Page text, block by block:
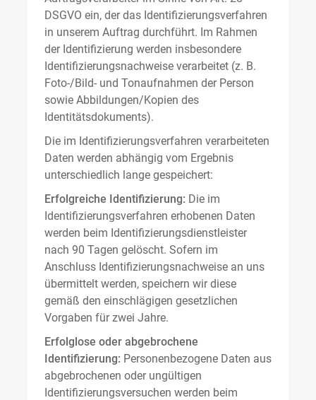
DSGVO ein, der das Identifizierungsverfahren
in unserem Auftrag durchführt. Im Rahmen
der Identifizierung werden insbesondere
Identifizierungsnachweise verarbeitet (z. B.
Foto-/Bild- und Tonaufnahmen der Person
sowie Abbildungen/Kopien des
Identitätsdokuments).
Die im Identifizierungsverfahren verarbeiteten
Daten werden abhängig vom Ergebnis
unterschiedlich lange gespeichert:
Erfolgreiche Identifizierung: Die im
Identifizierungsverfahren erhobenen Daten
werden beim Identifizierungsdienstleister
nach 90 Tagen gelöscht. Sofern im
Anschluss Identifizierungsnachweise an uns
übermittelt werden, speichern wir diese
gemäß den einschlägigen gesetzlichen
Vorgaben für zwei Jahre.
Erfolglose oder abgebrochene
Identifizierung: Personenbezogene Daten aus
abgebrochenen oder ungültigen
Identifizierungsversuchen werden beim